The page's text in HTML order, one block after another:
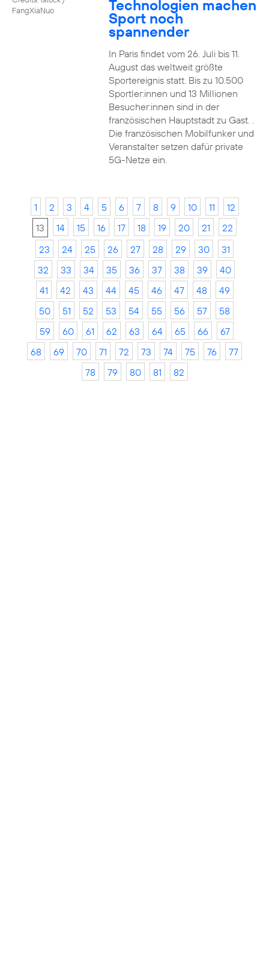
FangXiaNuo
Technologien machen
Sport noch
spannender
In Paris findet vom 26. Juli bis 11.
August das weltweit größte
Sportereignis statt. Bis zu 10.500
Sportler:innen und 13 Millionen
Besucher:innen sind in der
französischen Hauptstadt zu Gast. .
Die französischen Mobilfunker und
Veranstalter setzen dafür private
5G-Netze ein.
1 2 3 4 5 6 7 8 9 10 11
12
13
14 15 16 17 18 19 20 21
22
23
24 25 26 27 28 29 30
31
32
33 34 35 36 37 38 39
40
41
42 43 44 45 46 47 48
49
50
51 52 53 54 55 56 57
58
59
60 61 62 63 64 65 66
67
68
69 70 71 72 73 74 75 76
77
78
79 80 81 82